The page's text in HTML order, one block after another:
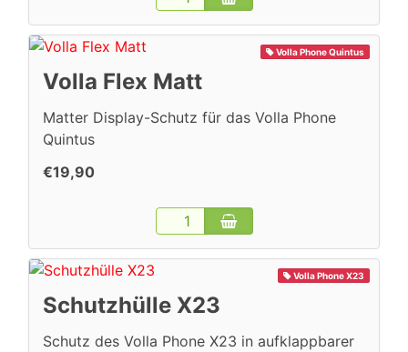
Volla Phone Quintus
Volla Flex Matt
Matter Display-Schutz für das Volla Phone
Quintus
€19,90
Volla Phone X23
Schutzhülle X23
Schutz des Volla Phone X23 in aufklappbarer